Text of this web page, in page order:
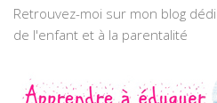
Retrouvez-moi sur mon blog
de l'enfant et à la parentalité